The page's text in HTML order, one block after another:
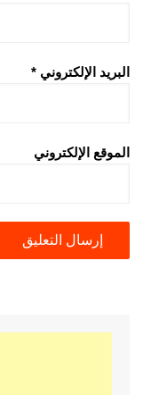
البريد الإلكتروني *
الموقع الإلكتروني